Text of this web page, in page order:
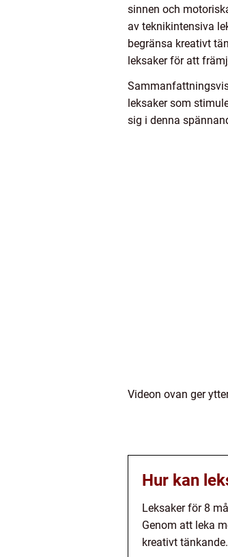
sinnen och
av teknikintensiva
begränsa kreativt
leksaker för att
leksaker som
sig i denna
Videon ovan ger
Hur kan
Leksaker för 8
Genom att leka
kreativt tänkande.